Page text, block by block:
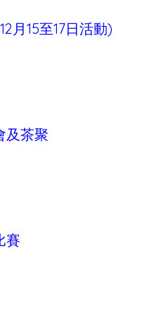
月15至17日活動)
及茶聚
賽